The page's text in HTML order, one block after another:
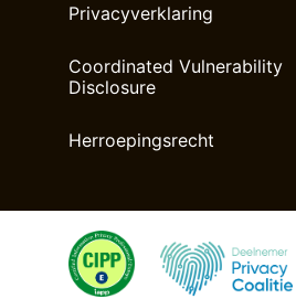
Privacyverklaring
Coordinated Vulnerability
Disclosure
Herroepingsrecht